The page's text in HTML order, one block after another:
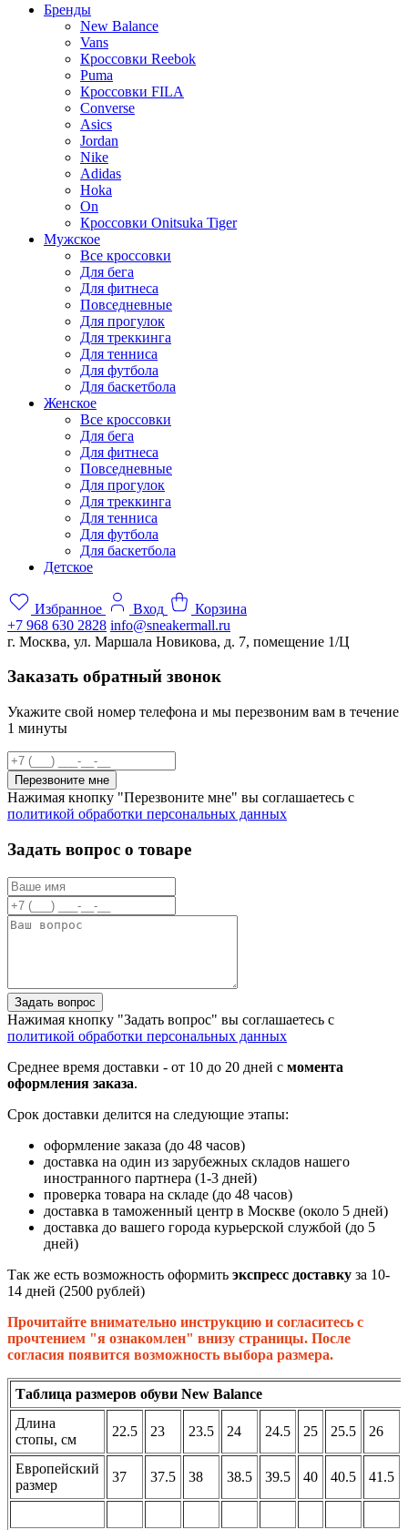
Бренды
New Balance
Vans
Кроссовки Reebok
Puma
Кроссовки FILA
Converse
Asics
Jordan
Nike
Adidas
Hoka
On
Кроссовки Onitsuka Tiger
Мужское
Все кроссовки
Для бега
Для фитнеса
Повседневные
Для прогулок
Для треккинга
Для тенниса
Для футбола
Для баскетбола
Женское
Все кроссовки
Для бега
Для фитнеса
Повседневные
Для прогулок
Для треккинга
Для тенниса
Для футбола
Для баскетбола
Детское
Избранное Вход
Корзина
+7 968 630 2828 info@sneakermall.ru
г. Москва, ул. Маршала Новикова, д. 7, помещение 1/Ц
Заказать обратный звонок
Укажите свой номер телефона и мы перезвоним вам в течение
1 минуты
Перезвоните мне
Нажимая кнопку "Перезвоните мне" вы соглашаетесь с
политикой обработки персональных данных
Задать вопрос о товаре
Задать вопрос
Нажимая кнопку "Задать вопрос" вы соглашаетесь с
политикой обработки персональных данных
Среднее время доставки - от 10 до 20 дней с момента
оформления заказа.
Срок доставки делится на следующие этапы:
оформление заказа (до 48 часов)
доставка на один из зарубежных складов нашего
иностранного партнера (1-3 дней)
проверка товара на складе (до 48 часов)
доставка в таможенный центр в Москве (около 5 дней)
доставка до вашего города курьерской службой (до 5
дней)
Так же есть возможность оформить экспресс доставку за 10-
14 дней (2500 рублей)
Прочитайте внимательно инструкцию и согласитесь с
прочтением "я ознакомлен" внизу страницы. После
согласия появится возможность выбора размера.
Таблица размеров обуви New Balance
Длина
стопы, см
22.5 23 23.5 24 24.5 25 25.5 26
Европейский
размер
37 37.5 38 38.5 39.5 40 40.5 41.5